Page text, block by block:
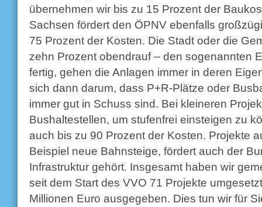
übernehmen wir bis zu 15 Prozent der
Sachsen fördert den ÖPNV ebenfalls
75 Prozent der Kosten. Die Stadt oder die
zehn Prozent obendrauf – den sogenannten
fertig, gehen die Anlagen immer in deren
sich dann darum, dass P+R-Plätze oder
immer gut in Schuss sind. Bei kleineren
Bushaltestellen, um stufenfrei einsteigen zu
auch bis zu 90 Prozent der Kosten. Projekte
Beispiel neue Bahnsteige, fördert auch der
Infrastruktur gehört. Insgesamt haben wir
seit dem Start des VVO 71 Projekte
Millionen Euro ausgegeben. Dies tun wir für